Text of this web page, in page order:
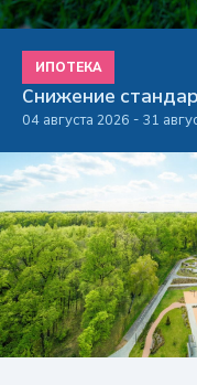
ИПОТЕКА
Снижение
04 августа 2026 - 31